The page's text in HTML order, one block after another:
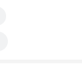
切换。第
果戳棍的